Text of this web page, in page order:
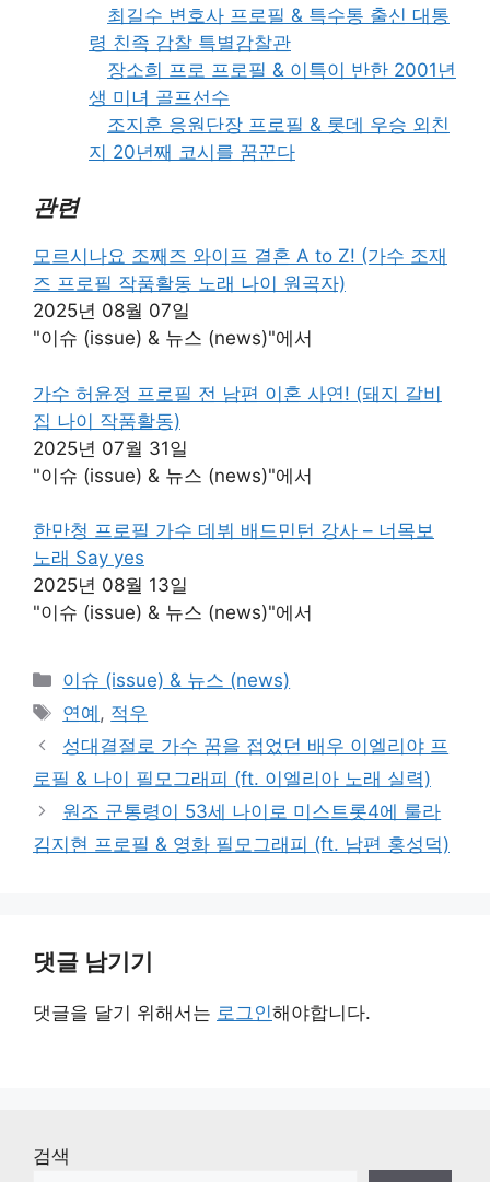
최길수 변호사 프로필 & 특수통 출신 대통
령 친족 감찰 특별감찰관
장소희 프로 프로필 & 이특이 반한 2001년
생 미녀 골프선수
조지훈 응원단장 프로필 & 롯데 우승 외친
지 20년째 코시를 꿈꾼다
관련
모르시나요 조째즈 와이프 결혼 A to Z! (가수 조재
즈 프로필 작품활동 노래 나이 원곡자)
2025년 08월 07일
"이슈 (issue) & 뉴스 (news)"에서
가수 허윤정 프로필 전 남편 이혼 사연! (돼지 갈비
집 나이 작품활동)
2025년 07월 31일
"이슈 (issue) & 뉴스 (news)"에서
한만청 프로필 가수 데뷔 배드민턴 강사 – 너목보
노래 Say yes
2025년 08월 13일
"이슈 (issue) & 뉴스 (news)"에서
카
테
리
이슈 (issue) & 뉴스 (news)
태
그
연예 , 적우
성대결절로 가수 꿈을 접었던 배우 이엘리야 프
로필 & 나이 필모그래피 (ft. 이엘리아 노래 실력)
원조 군통령이 53세 나이로 미스트롯4에 룰라
김지현 프로필 & 영화 필모그래피 (ft. 남편 홍성덕)
댓글 남기기
댓글을 달기 위해서는 로그인해야합니다.
검색